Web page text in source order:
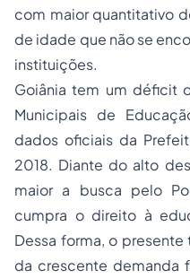
com maior quantitativo
de idade que não se
instituições.
Goiânia tem um déficit
Municipais de
dados oficiais da
2018. Diante do alto
maior a busca pelo
cumpra o direito à
Dessa forma, o
da crescente demanda